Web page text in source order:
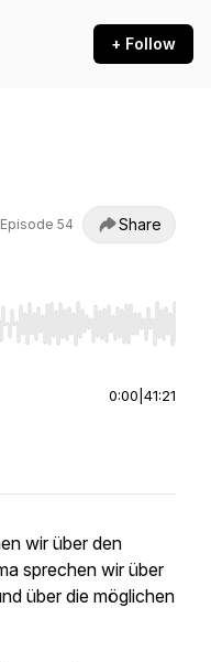
+ Follow
Episode 54 Share
Home/End to jump to
0:00 41:21
wir über den
sprechen wir über
über die möglichen